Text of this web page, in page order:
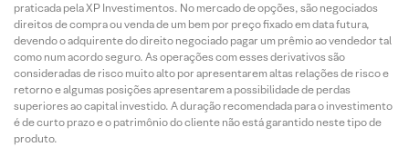
praticada pela XP Investimentos. No mercado de opções, são negociados
direitos de compra ou venda de um bem por preço fixado em data futura,
devendo o adquirente do direito negociado pagar um prêmio ao vendedor tal
como num acordo seguro. As operações com esses derivativos são
consideradas de risco muito alto por apresentarem altas relações de risco e
retorno e algumas posições apresentarem a possibilidade de perdas
superiores ao capital investido. A duração recomendada para o investimento
é de curto prazo e o patrimônio do cliente não está garantido neste tipo de
produto.